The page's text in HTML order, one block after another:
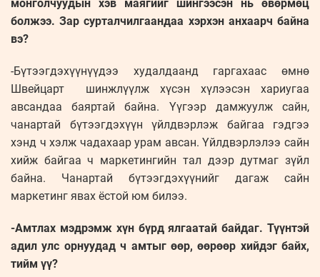
монголчуудын хэв маягийг шингээсэн нь өвөрмөц
болжээ. Зар сурталчилгаандаа хэрхэн анхаарч байна
вэ?
-Бүтээгдэхүүнүүдээ худалдаанд гаргахаас өмнө
Швейцарт шинжлүүлж хүсэн хүлээсэн хариугаа
авсандаа баяртай байна. Үүгээр дамжуулж сайн,
чанартай бүтээгдэхүүн үйлдвэрлэж байгаа гэдгээ
хэнд ч хэлж чадахаар урам авсан. Үйлдвэрлэлээ сайн
хийж байгаа ч маркетингийн тал дээр дутмаг зүйл
байна. Чанартай бүтээгдэхүүнийг дагаж сайн
маркетинг явах ёстой юм билээ.
-Амтлах мэдрэмж хүн бүрд ялгаатай байдаг. Түүнтэй
адил улс орнуудад ч амтыг өөр, өөрөөр хийдэг байх,
тийм үү?